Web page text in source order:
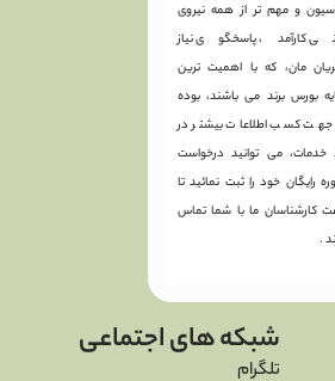
و مهم تر از همه نیروی
کارآمد، پاسخگوی نیاز
مان، که با اهمیت ترین
بورس برند می باشند، بوده
جهت کسب اطلاعات بیشتر در
خدمات، می توانید درخواست
رایگان خود را ثبت نمائید تا
کارشناسان ما با شما تماس
.
شبکه های اجتماعی
تلگرام